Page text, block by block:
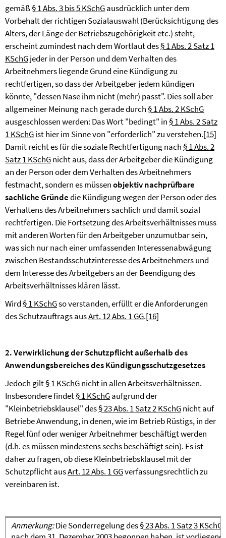
gemäß§ 1 Abs. 3 bis 5 KSchGausdrücklich unter dem
Vorbehalt der richtigen Sozialauswahl (Berücksichtigung des
Alters, der Länge der Betriebszugehörigkeit etc.) steht,
erscheint zumindest nach dem Wortlaut des§ 1 Abs. 2 Satz 1
KSchGjeder in der Person und dem Verhalten des
Arbeitnehmers liegende Grund eine Kündigung zu
rechtfertigen, so dass der Arbeitgeber jedem kündigen
könnte, "dessen Nase ihm nicht (mehr) passt". Dies soll aber
allgemeiner Meinung nach gerade durch§ 1 Abs. 2 KSchG
ausgeschlossen werden: Das Wort "bedingt" in§ 1 Abs. 2 Satz
1 KSchGist hier im Sinne von "erforderlich" zu verstehen.[15]
Damit reicht es für die soziale Rechtfertigung nach§ 1 Abs. 2
Satz 1 KSchGnicht aus, dass der Arbeitgeber die Kündigung
an der Person oder dem Verhalten des Arbeitnehmers
festmacht, sondern es müssenobjektiv nachprüfbare
sachliche Gründedie Kündigung wegen der Person oder des
Verhaltens des Arbeitnehmers sachlich und damit sozial
rechtfertigen. Die Fortsetzung des Arbeitsverhältnisses muss
mit anderen Worten für den Arbeitgeber unzumutbar sein,
was sich nur nach einer umfassenden Interessenabwägung
zwischen Bestandsschutzinteresse des Arbeitnehmers und
dem Interesse des Arbeitgebers an der Beendigung des
Arbeitsverhältnisses klären lässt.
Wird§ 1 KSchGso verstanden, erfüllt er die Anforderungen
des Schutzauftrags ausArt. 12 Abs. 1 GG.[16]
2. Verwirklichung der Schutzpflicht außerhalb des
Anwendungsbereiches des Kündigungsschutzgesetzes
Jedoch gilt§ 1 KSchGnicht in allen Arbeitsverhältnissen.
Insbesondere findet§ 1 KSchGaufgrund der
"Kleinbetriebsklausel" des§ 23 Abs. 1 Satz 2 KSchGnicht auf
Betriebe Anwendung, in denen, wie im Betrieb Rüstigs, in der
Regel fünf oder weniger Arbeitnehmer beschäftigt werden
(d.h. es müssen mindestens sechs beschäftigt sein). Es ist
daher zu fragen, ob diese Kleinbetriebsklausel mit der
Schutzpflicht ausArt. 12 Abs. 1 GGverfassungsrechtlich zu
vereinbaren ist.
Anmerkung:Die Sonderregelung des§ 23 Abs. 1 Satz 3 KSchG